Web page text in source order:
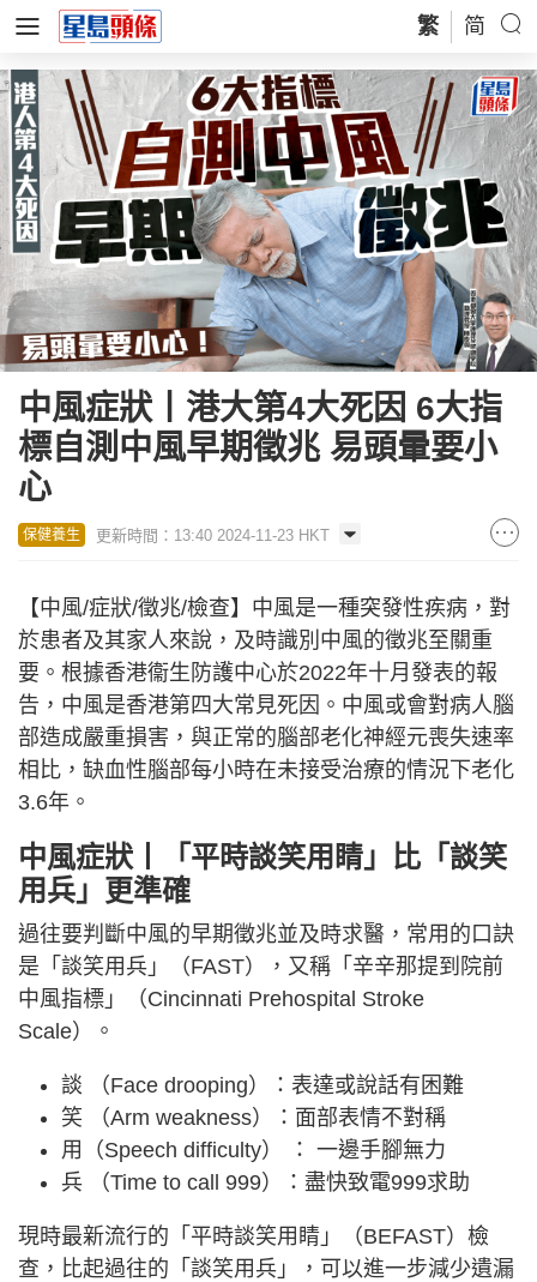
繁 简
中風症狀丨港大第4大死因 6大指
標自測中風早期徵兆 易頭暈要小
心
保健養生 更新時間：13:40 2024-11-23 HKT
【中風/症狀/徵兆/檢查】中風是一種突發性疾病，對
於患者及其家人來說，及時識別中風的徵兆至關重
要。根據香港衞生防護中心於2022年十月發表的報
告，中風是香港第四大常見死因。中風或會對病人腦
部造成嚴重損害，與正常的腦部老化神經元喪失速率
相比，缺血性腦部每小時在未接受治療的情況下老化
3.6年。
中風症狀丨「平時談笑用睛」比「談笑
用兵」更準確
過往要判斷中風的早期徵兆並及時求醫，常用的口訣
是「談笑用兵」（FAST），又稱「辛辛那提到院前
中風指標」（Cincinnati Prehospital Stroke
Scale）。
談 （Face drooping）：表達或說話有困難
笑 （Arm weakness）：面部表情不對稱
用（Speech difficulty） ： 一邊手腳無力
兵 （Time to call 999）：盡快致電999求助
現時最新流行的「平時談笑用睛」（BEFAST）檢
查，比起過往的「談笑用兵」，可以進一步減少遺漏